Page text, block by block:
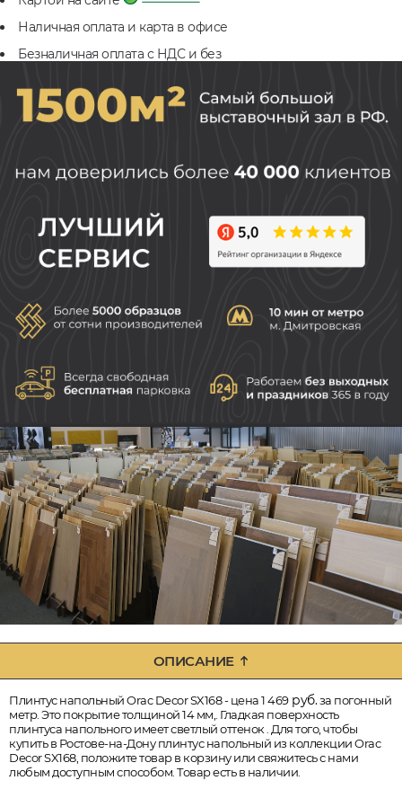
Наличная оплата и карта в офисе
Безналичная оплата с НДС и без
ОПИСАНИЕ
Плинтус напольный Orac Decor SX168 - цена 1 469руб.за погонный
метр. Это покрытие толщиной 14 мм,. Гладкая поверхность
плинтуса напольного имеет светлый оттенок . Для того, чтобы
купить в Ростове-на-Дону плинтус напольный из коллекции Orac
Decor SX168, положите товар в корзину или свяжитесь с нами
любым доступным способом. Товар есть в наличии.